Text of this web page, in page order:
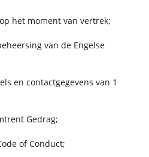
moment van vertrek;
van de Engelse
en contactgegevens van 1
Gedrag;
of Conduct;